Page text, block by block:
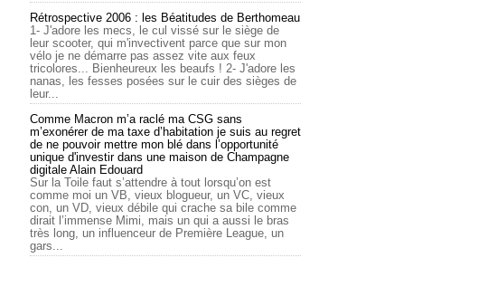
Rétrospective 2006 : les Béatitudes de Berthomeau
1- J'adore les mecs, le cul vissé sur le siège de
leur scooter, qui m'invectivent parce que sur mon
vélo je ne démarre pas assez vite aux feux
tricolores... Bienheureux les beaufs ! 2- J'adore les
nanas, les fesses posées sur le cuir des sièges de
leur...
Comme Macron m’a raclé ma CSG sans
m’exonérer de ma taxe d’habitation je suis au regret
de ne pouvoir mettre mon blé dans l’opportunité
unique d'investir dans une maison de Champagne
digitale Alain Edouard
Sur la Toile faut s’attendre à tout lorsqu’on est
comme moi un VB, vieux blogueur, un VC, vieux
con, un VD, vieux débile qui crache sa bile comme
dirait l’immense Mimi, mais un qui a aussi le bras
très long, un influenceur de Première League, un
gars...